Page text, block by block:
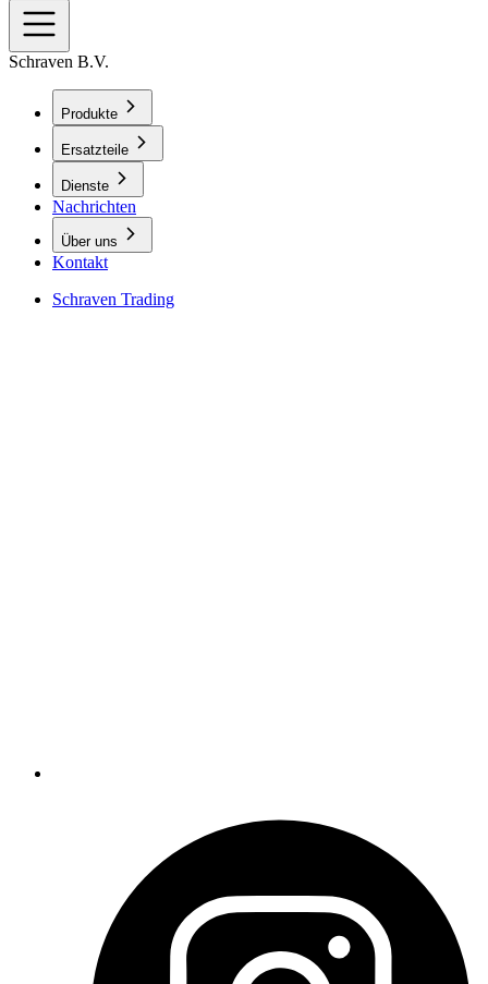
Schraven B.V.
Produkte
Ersatzteile
Dienste
Nachrichten
Über uns
Kontakt
Schraven Trading